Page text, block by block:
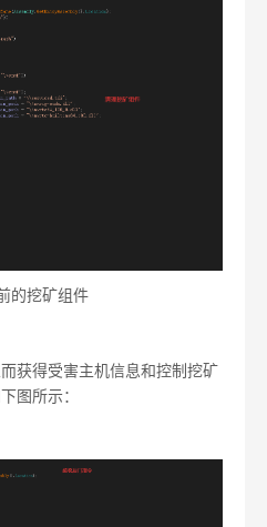
的挖矿组件
获得受害主机信息和控制挖矿
图所示：